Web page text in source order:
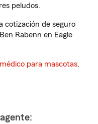
peludos.
cotización de seguro
Rabenn en Eagle
para mascotas.